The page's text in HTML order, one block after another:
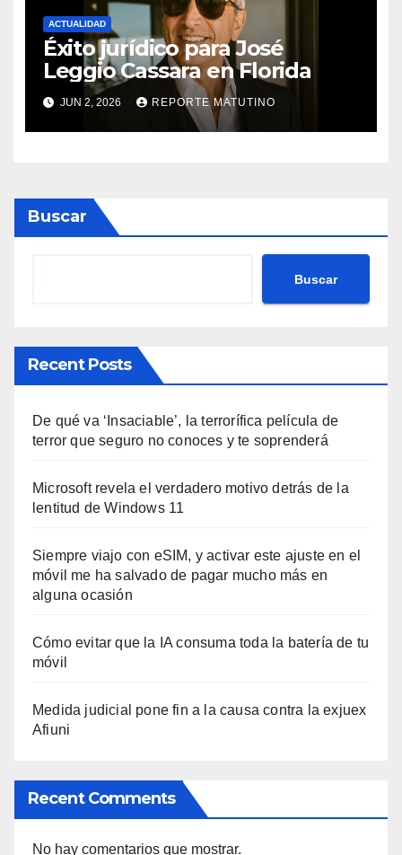
ACTUALIDAD
Éxito jurídico para José
Leggio Cassara en Florida
JUN 2, 2026 REPORTE MATUTINO
Buscar
Buscar
Recent Posts
De qué va ‘Insaciable’, la terrorífica película de
terror que seguro no conoces y te soprenderá
Microsoft revela el verdadero motivo detrás de la
lentitud de Windows 11
Siempre viajo con eSIM, y activar este ajuste en el
móvil me ha salvado de pagar mucho más en
alguna ocasión
Cómo evitar que la IA consuma toda la batería de tu
móvil
Medida judicial pone fin a la causa contra la exjuex
Afiuni
Recent Comments
No hay comentarios que mostrar.